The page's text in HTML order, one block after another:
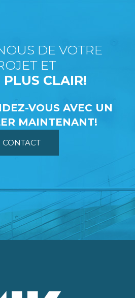
DE VOTRE
ET
PLUS CLAIR!
VOUS AVEC UN
MAINTENANT!
CONTACT